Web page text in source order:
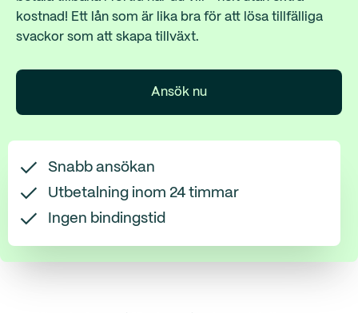
kostnad! Ett lån som är lika bra för att lösa tillfälliga
svackor som att skapa tillväxt.
Ansök nu
Snabb ansökan
Utbetalning inom 24 timmar
Ingen bindingstid